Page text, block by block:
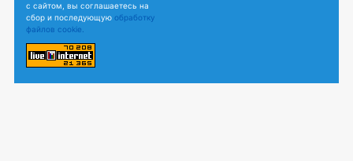
с сайтом, вы соглашаетесь на
сбор и последующую обработку
файлов cookie.